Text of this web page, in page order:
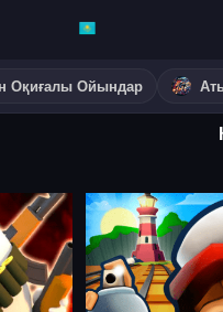
Оқиғалы Ойындар